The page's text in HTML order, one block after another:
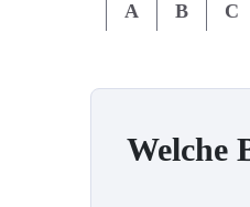
A B C
Welche